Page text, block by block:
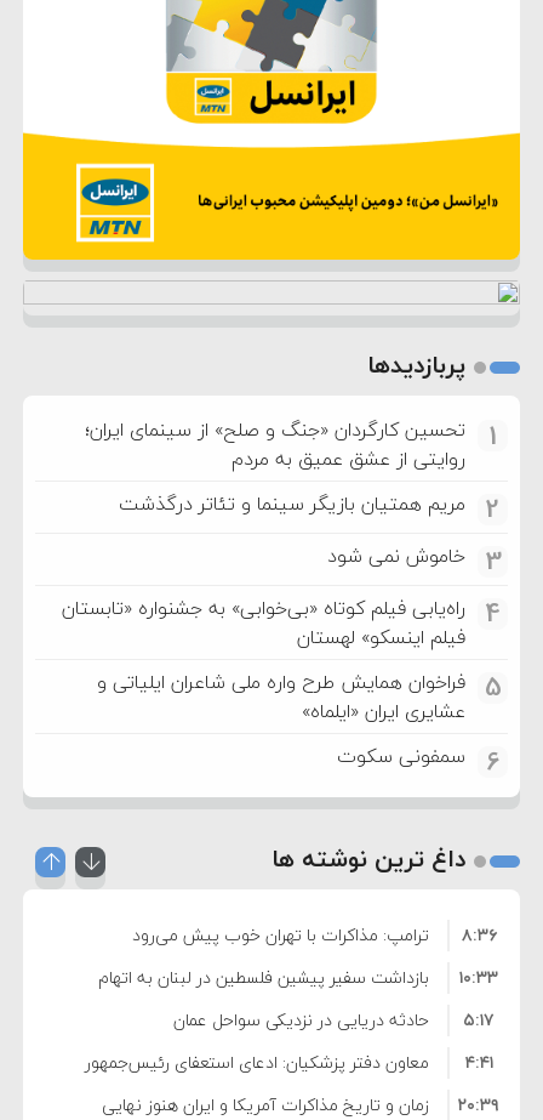
پربازدیدها
1
تحسین کارگردان «جنگ و صلح» از سینمای ایران؛
روایتی از عشق عمیق به مردم
2 مریم همتیان بازیگر سینما و تئاتر درگذشت
3 خاموش نمی شود
4
راه‌یابی فیلم کوتاه «بی‌خوابی» به جشنواره «تابستان
فیلم اینسکو» لهستان
5
فراخوان همایش طرح واره ملی شاعران ایلیاتی و
عشایری ایران «ایلماه»
6 سمفونی سکوت
داغ ترین نوشته ها
ترامپ: مذاکرات با تهران خوب پیش می‌رود
۸:۳۶
بازداشت سفیر پیشین فلسطین در لبنان به اتهام
فساد و اختلاس اموال
۱۰:۳۳
حادثه دریایی در نزدیکی سواحل عمان
۵:۱۷
معاون دفتر پزشکیان: ادعای استعفای رئیس‌جمهور
واهی و کذب محض است
۴:۴۱
زمان و تاریخ مذاکرات آمریکا و ایران هنوز نهایی
۲۰:۳۹